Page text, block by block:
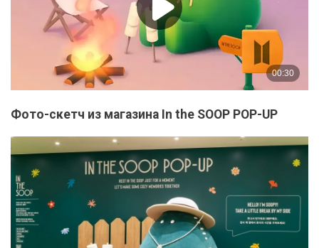
Фото-скетч из магазина In the SOOP POP-UP